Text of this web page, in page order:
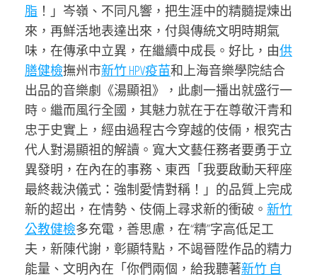
脂 ！」岑嶺、不同凡響，把生涯中的精髓提煉出
來，再鮮活地表達出來，付與傳統文明時期氣
味，在傳承中立異，在繼續中成長。好比，由供
膳健檢撫州市新竹 HPV疫苗和上海音樂學院結合
出品的音樂劇《湯顯祖》，此劇一播出就盛行一
時。繼而風行全國，其魅力就在于在尊敬汗青和
忠于史實上，經由過程古今穿越的伎倆，根究古
代人對湯顯祖的解讀。寬大文藝任務者要勇于立
異發明，在內在的事務、東西「我要啟動天秤座
最終裁決儀式：強制愛情對稱！」的品質上完成
新的超出，在情勢、伎倆上尋求新的衝破。 新竹
公教健檢多充電，善思慮，在“精”字高低足工
夫，新陳代謝，彰顯特點，不竭晉陞作品的精力
能量、文明內在「你們兩個，給我聽著新竹 自